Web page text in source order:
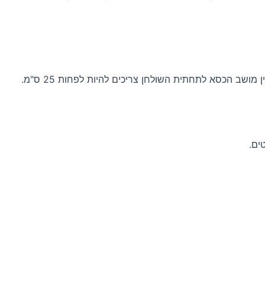
הרבה משפחות מתמקדות בשולחן ושוכחות שהכסאות הם מה שרואים הכי הרבה כשיושבים בחדר. גובה הכסא ביחס לשולחן חשוב: בין מושב הכסא לתחתית השולחן צריכים להיות לפחות 25 ס"מ.